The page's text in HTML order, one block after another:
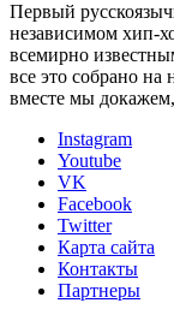
Первый
независимом хип-
всемирно
все это собрано
вместе мы
Instagram
Youtube
VK
Facebook
Twitter
Карта сайта
Контакты
Партнеры